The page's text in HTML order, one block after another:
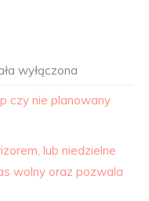
wyłączona
czy nie planowany
lub niedzielne
wolny oraz pozwala